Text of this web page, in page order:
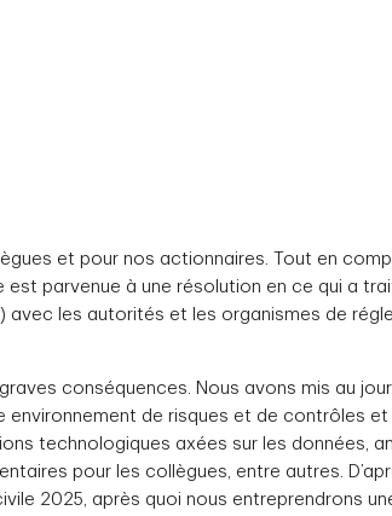
et pour nos actionnaires. Tout en
parvenue à une résolution en ce qui a
avec les autorités et les organismes de
conséquences. Nous avons mis au
de risques et de contrôles
technologiques axées sur les données,
pour les collègues, entre autres.
2025, après quoi nous entreprendrons